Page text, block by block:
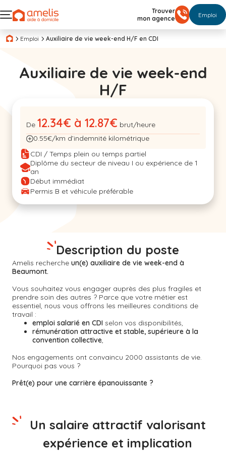
Trouver
mon agence
Emploi
Emploi Auxiliaire de vie week-end H/F en CDI
Auxiliaire de vie week-end
H/F
De 12.34€ à 12.87€ brut/heure
0.55€/km d’indemnité kilométrique
CDI / Temps plein ou temps partiel
Diplôme du secteur de niveau I ou expérience de 1
an
Début immédiat
Permis B et véhicule préférable
Amelis recherche un(e) auxiliaire de vie week-end à
Beaumont.
Vous souhaitez vous engager auprès des plus fragiles et
prendre soin des autres ? Parce que votre métier est
essentiel, nous vous offrons les meilleures conditions de
travail :
emploi salarié en CDI selon vos disponibilités,
rémunération attractive et stable, supérieure à la
convention collective,
Nos engagements ont convaincu 2000 assistants de vie.
Pourquoi pas vous ?
Prêt(e) pour une carrière épanouissante ?
Description du poste
Un salaire attractif valorisant
expérience et implication